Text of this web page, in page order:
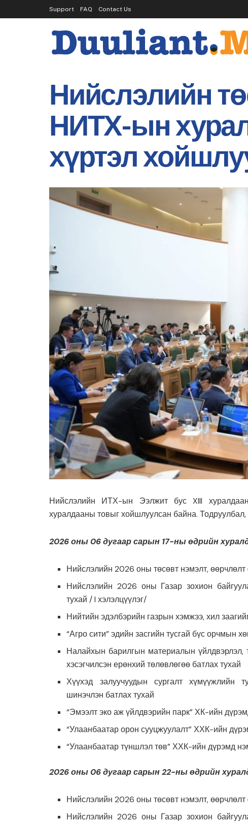
Support FAQ Contact Us
Нийслэлийн
НИТХ-ын
хүртэл
Нийслэлийн ИТХ-ын Ээлжит бус XIII
хуралдааны товыг хойшлуулсан байна.
2026 оны 06 дугаар сарын 17-ны өдрийн
Нийслэлийн 2026 оны төсөвт нэмэлт, өөрчлөлт
Нийслэлийн 2026 оны Газар зохион
тухай / I хэлэлцүүлэг/
Нийтийн эдэлбэрийн газрын хэмжээ, хил
“Агро сити” эдийн засгийн тусгай бүс орчмын
Налайхын барилгын материалын үйлдвэрлэл,
хэсэгчилсэн ерөнхий төлөвлөгөө батлах тухай
Хүүхэд залуучуудын сургалт хүмүүжлийн
шинэчлэн батлах тухай
“Эмээлт эко аж үйлдвэрийн парк” ХК-ийн
“Улаанбаатар орон сууцжуулалт” ХХК-ийн
“Улаанбаатар түншлэл төв” ХХК-ийн дүрэмд
2026 оны 06 дугаар сарын 22-ны өдрийн
Нийслэлийн 2026 оны төсөвт нэмэлт, өөрчлөлт
Нийслэлийн 2026 оны Газар зохион